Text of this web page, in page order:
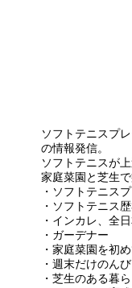
ソフトテニスプ
の情報発信。
ソフトテニスが
家庭菜園と芝生
・ソフトテニス
・ソフトテニス歴
・インカレ、全
・ガーデナー
・家庭菜園を初
・週末だけのん
・芝生のある暮